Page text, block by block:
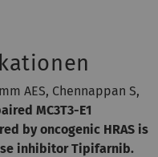
AES, Chennappan S,
MC3T3-E1
by oncogenic HRAS is
inhibitor Tipifarnib.